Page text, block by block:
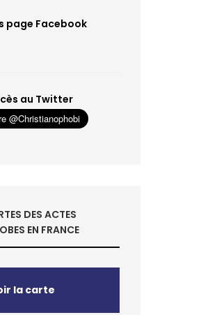
page Facebook
au Twitter
DES ACTES
EN FRANCE
la carte